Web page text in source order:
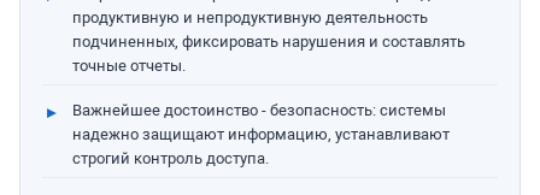
продуктивную и непродуктивную деятельность
подчиненных, фиксировать нарушения и составлять
точные отчеты.
Важнейшее достоинство - безопасность: системы
надежно защищают информацию, устанавливают
строгий контроль доступа.